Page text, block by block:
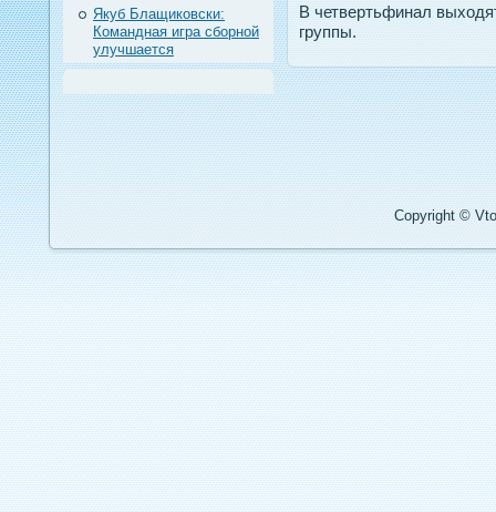
Якуб Блащиковски:
Командная игра сборной
улучшается
В четвертьфинал
группы.
Copyright ©